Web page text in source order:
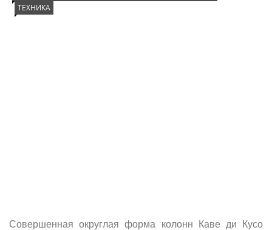
ТЕХНИКА
Совершенная округлая форма колонн Каве ди Кусо